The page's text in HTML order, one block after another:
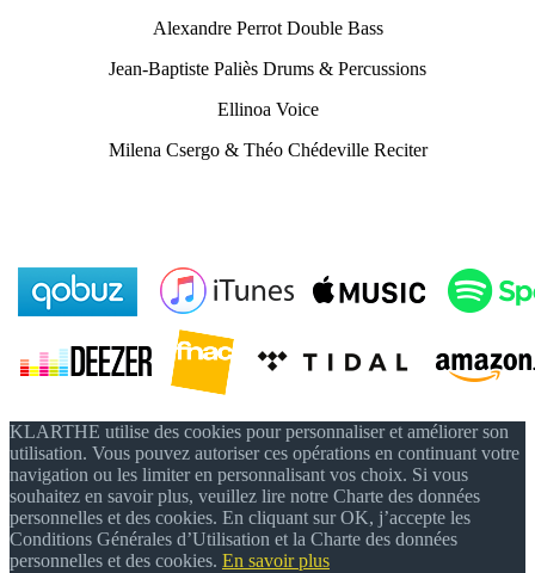
Alexandre Perrot Double Bass
Jean-Baptiste Paliès Drums & Percussions
Ellinoa Voice
Milena Csergo & Théo Chédeville Reciter
KLARTHE utilise des cookies pour personnaliser et améliorer son
utilisation. Vous pouvez autoriser ces opérations en continuant votre
navigation ou les limiter en personnalisant vos choix. Si vous
souhaitez en savoir plus, veuillez lire notre Charte des données
personnelles et des cookies. En cliquant sur OK, j’accepte les
Conditions Générales d’Utilisation et la Charte des données
personnelles et des cookies. En savoir plus